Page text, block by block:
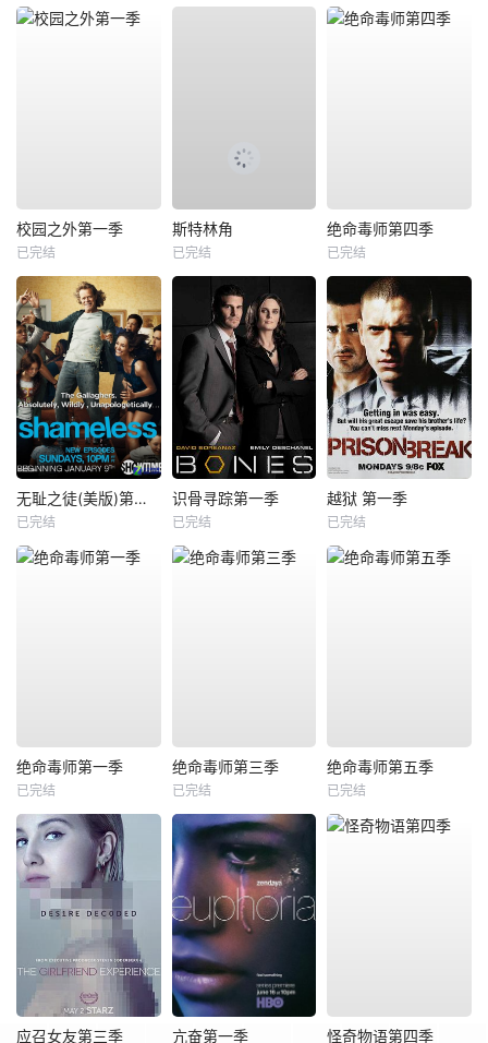
校园之外第一季
已完结
斯特林角
已完结
绝命毒师第四季
已完结
无耻之徒(美版)第一季
已完结
识骨寻踪第一季
已完结
越狱 第一季
已完结
绝命毒师第一季
已完结
绝命毒师第三季
已完结
绝命毒师第五季
已完结
应召女友第三季 亢奋第一季 怪奇物语第四季